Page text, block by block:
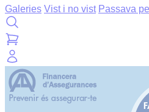
Galeries Vist i no vist Passava